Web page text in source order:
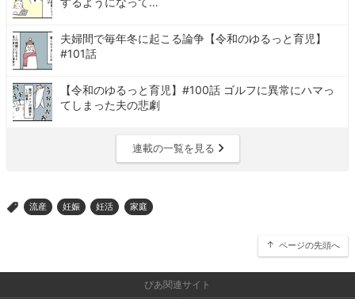
夫婦間で毎年冬に起こる論争【令和のゆるっと育児】
#101話
【令和のゆるっと育児】#100話 ゴルフに異常にハマっ
てしまった夫の悲劇
連載の一覧を見る
> 流産 妊娠 妊活 家庭
ページの先頭へ
ぴあ関連サイト